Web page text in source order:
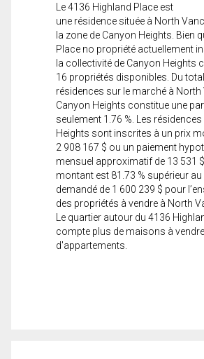
Le 4136 Highland Place est
une résidence située à North
la zone de Canyon Heights. Bien
Place no propriété actuellement
la collectivité de Canyon Heights
16 propriétés disponibles. Du
résidences sur le marché à North
Canyon Heights constitue une
seulement 1.76 %. Les
Heights sont inscrites à un prix
2 908 167 $ ou un paiement
mensuel approximatif de 13 531
montant est 81.73 % supérieur
demandé de 1 600 239 $ pour
des propriétés à vendre à North
Le quartier autour du 4136
compte plus de maisons à
d'appartements.